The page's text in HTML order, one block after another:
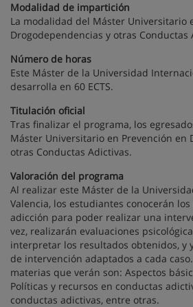
Modalidad de impartición
La modalidad del Máster Universitario
Drogodependencias y otras Conductas
Número de horas
Este Máster de la Universidad
desarrolla en 60 ECTS.
Titulación oficial
Tras finalizar el programa, los
Máster Universitario en Prevención en
otras Conductas Adictivas.
Valoración del programa
Al realizar este Máster de la
Valencia, los estudiantes conocerán
adicción para poder realizar una
vez, realizarán evaluaciones
interpretar los resultados obtenidos, y
de intervención adaptados a cada
materias que verán son: Aspectos
Políticas y recursos en conductas
conductas adictivas, entre otras.